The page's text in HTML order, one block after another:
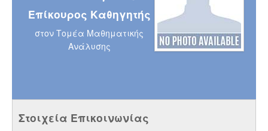
Επίκουρος Καθηγητής
στον Τομέα Μαθηματικής
Ανάλυσης
Στοιχεία Επικοινωνίας